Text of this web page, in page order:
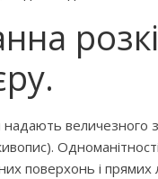
надають величезного
поверхонь і прямих